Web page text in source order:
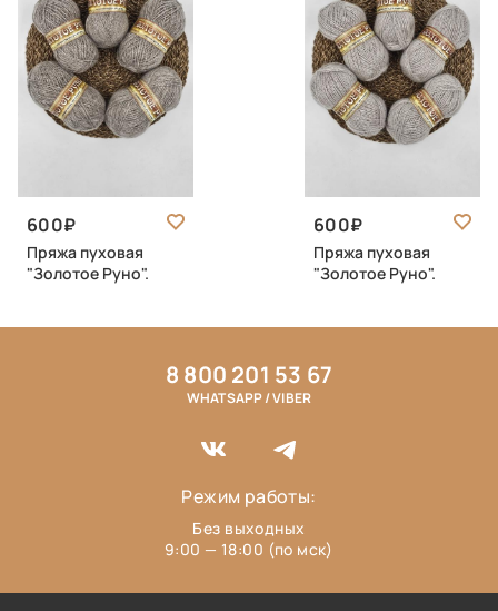
600
Пряжа пуховая
"Золотое Руно".
600
Пряжа пуховая
"Золотое Руно".
8 800 201 53 67
WHATSAPP / VIBER
Режим работы:
Без выходных
9:00 — 18:00 (по мск)